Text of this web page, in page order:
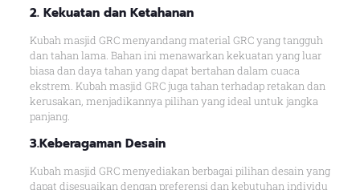
2. Kekuatan dan Ketahanan
Kubah masjid GRC menyandang material GRC yang tangguh
dan tahan lama. Bahan ini menawarkan kekuatan yang luar
biasa dan daya tahan yang dapat bertahan dalam cuaca
ekstrem. Kubah masjid GRC juga tahan terhadap retakan dan
kerusakan, menjadikannya pilihan yang ideal untuk jangka
panjang.
3.Keberagaman Desain
Kubah masjid GRC menyediakan berbagai pilihan desain yang
dapat disesuaikan dengan preferensi dan kebutuhan individu